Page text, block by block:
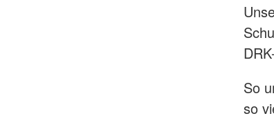
So
so